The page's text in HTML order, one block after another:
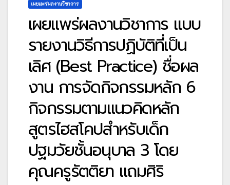
เผยแพร่ผลงานวิชาการ
เผยแพร่ผลงานวิชาการ แบบ
รายงานวิธีการปฏิบัติที่เป็น
เลิศ (Best Practice) ชื่อผล
งาน การจัดกิจกรรมหลัก 6
กิจกรรมตามแนวคิดหลัก
สูตรไฮสโคปสำหรับเด็ก
ปฐมวัยชั้นอนุบาล 3 โดย
คุณครูรัตติยา แถมศิริ